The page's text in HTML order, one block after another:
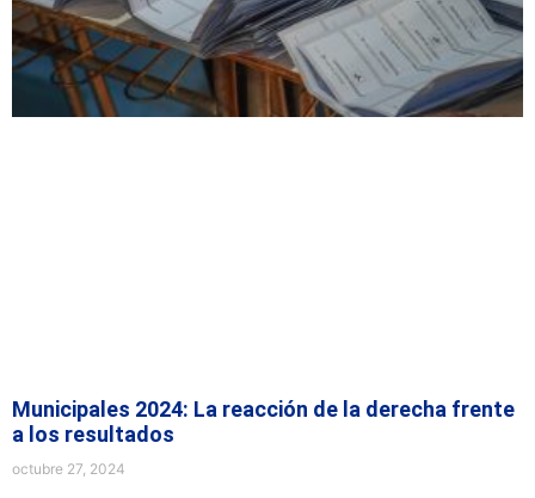
Municipales 2024: La reacción de la derecha frente
a los resultados
octubre 27, 2024